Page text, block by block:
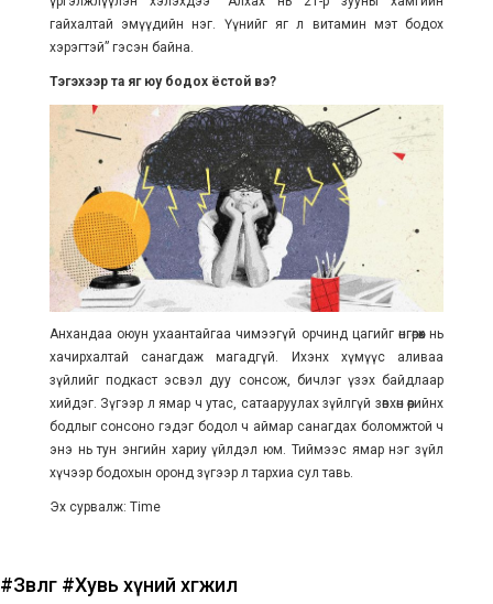
гайхалтай эмүүдийн нэг. Үүнийг яг л витамин мэт бодох
хэрэгтэй” гэсэн байна.
Тэгэхээр та яг юу бодох ёстой вэ?
Анхандаа оюун ухаантайгаа чимээгүй орчинд цагийг өнгөрөөх нь
хачирхалтай санагдаж магадгүй. Ихэнх хүмүүс аливаа
зүйлийг подкаст эсвэл дуу сонсож, бичлэг үзэх байдлаар
хийдэг. Зүгээр л ямар ч утас, сатааруулах зүйлгүй зөвхөн өөрийнхөө
бодлыг сонсоно гэдэг бодол ч аймар санагдах боломжтой ч
энэ нь тун энгийн хариу үйлдэл юм. Тиймээс ямар нэг зүйл
хүчээр бодохын оронд зүгээр л тархиа сул тавь.
Эх сурвалж: Time
#Зөвлөгөө #Хувь хүний хөгжил